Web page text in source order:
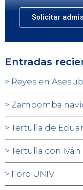
Solicitar
Entradas
Reyes en
Zambomba
Tertulia de
Tertulia con
Foro UNIV